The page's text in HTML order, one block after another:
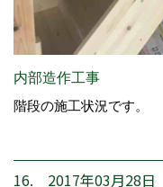
内部造作工事
階段の施工状況です。
16. 2017年03月28日